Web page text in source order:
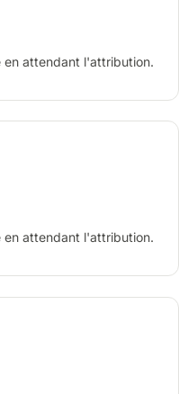
attendant l'attribution.
attendant l'attribution.